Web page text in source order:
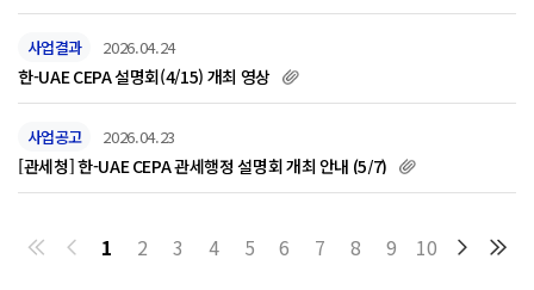
사업결과 2026.04.24
한-UAE CEPA 설명회(4/15) 개최 영상
사업공고 2026.04.23
[관세청] 한-UAE CEPA 관세행정 설명회 개최 안내 (5/7)
1 2 3 4 5 6 7 8 9 10